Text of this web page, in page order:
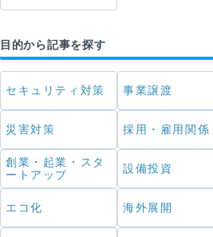
目的から記事を探す
セキュリティ対策 事業譲渡
災害対策 採用・雇用関係
創業・起業・スタ
ートアップ
設備投資
エコ化 海外展開